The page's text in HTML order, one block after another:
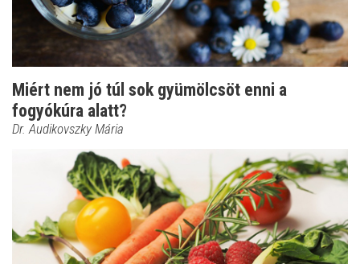
Miért nem jó túl sok gyümölcsöt enni a
fogyókúra alatt?
Dr. Audikovszky Mária